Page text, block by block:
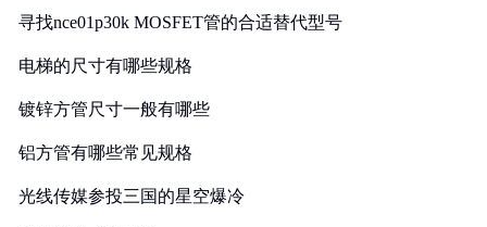
寻找nce01p30k MOSFET管的合适替代型号
电梯的尺寸有哪些规格
镀锌方管尺寸一般有哪些
铝方管有哪些常见规格
光线传媒参投三国的星空爆冷